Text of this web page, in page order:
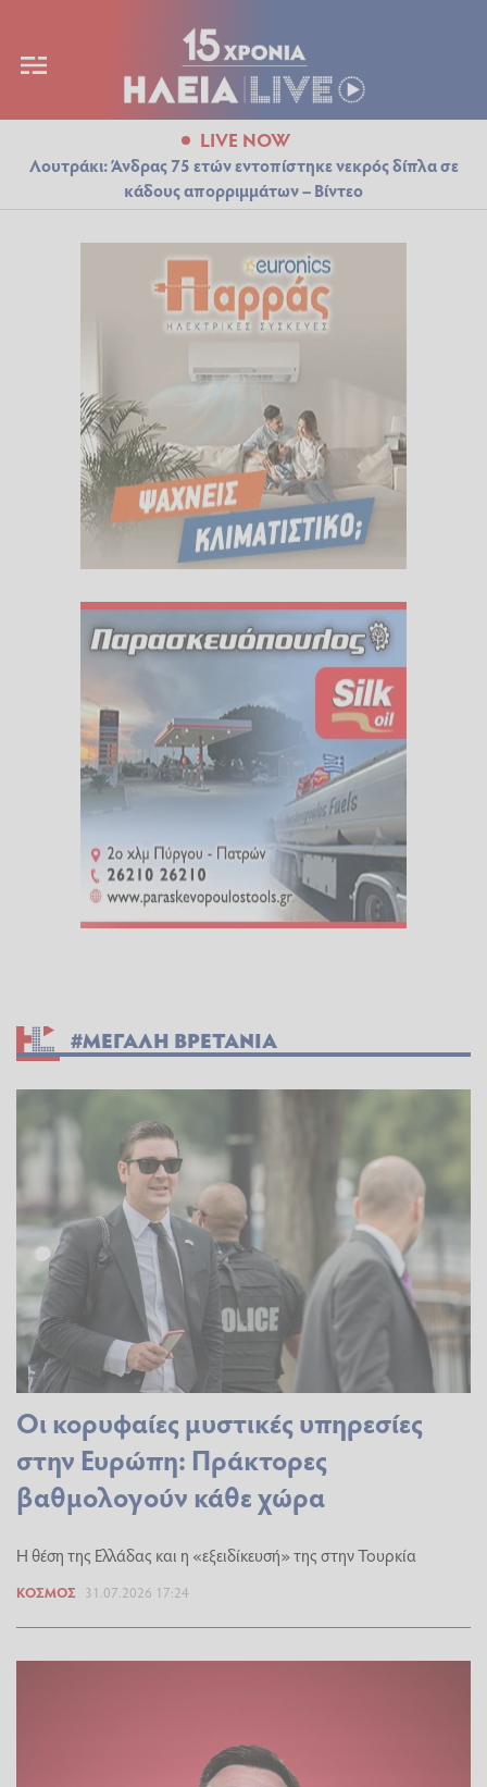
LIVE NOW
Λουτράκι: Άνδρας 75 ετών εντοπίστηκε νεκρός δίπλα σε
κάδους απορριμμάτων – Βίντεο
#ΜΕΓΑΛΗ ΒΡΕΤΑΝΙΑ
Οι κορυφαίες μυστικές υπηρεσίες
στην Ευρώπη: Πράκτορες
βαθμολογούν κάθε χώρα
H θέση της Ελλάδας και η «εξειδίκευσή» της στην Τουρκία
ΚΌΣΜΟΣ 31.07.2026 17:24